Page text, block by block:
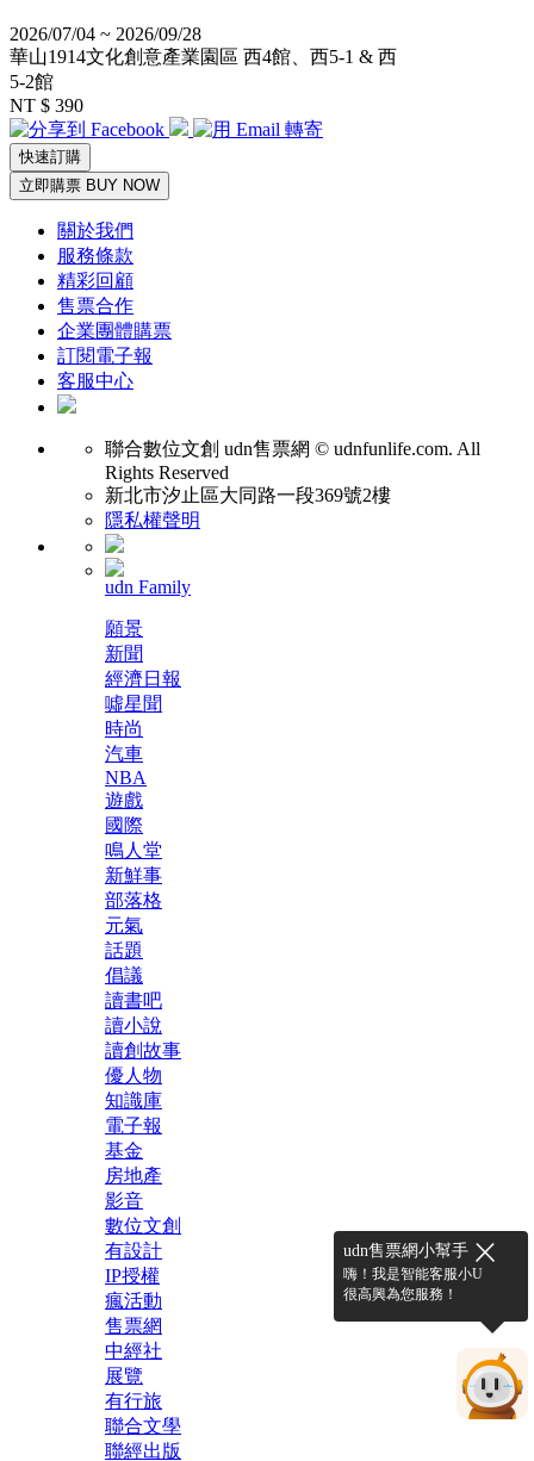
2026/07/04 ~ 2026/09/28
華山1914文化創意產業園區 西4館、西5-1 & 西
5-2館
NT $ 390
快速訂購
立即購票 BUY NOW
關於我們
服務條款
精彩回顧
售票合作
企業團體購票
訂閱電子報
客服中心
聯合數位文創 udn售票網 © udnfunlife.com. All
Rights Reserved
新北市汐止區大同路一段369號2樓
隱私權聲明
udn Family
願景
新聞
經濟日報
噓星聞
時尚
汽車
NBA
遊戲
國際
鳴人堂
新鮮事
部落格
元氣
話題
倡議
讀書吧
讀小說
讀創故事
優人物
知識庫
電子報
基金
房地產
影音
數位文創
有設計
IP授權
瘋活動
售票網
中經社
展覽
有行旅
聯合文學
聯經出版
udn售票網小幫手
嗨！我是智能客服小U
很高興為您服務！